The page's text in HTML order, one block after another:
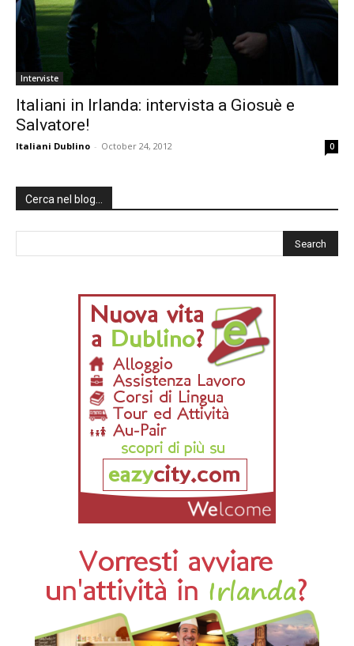
Interviste
Italiani in Irlanda: intervista a Giosuè e
Salvatore!
Italiani Dublino - October 24, 2012 0
Cerca nel blog…